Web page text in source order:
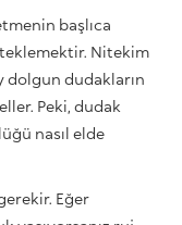
başlıca
Nitekim
dolgun dudakların
Peki, dudak
nasıl elde
Eğer